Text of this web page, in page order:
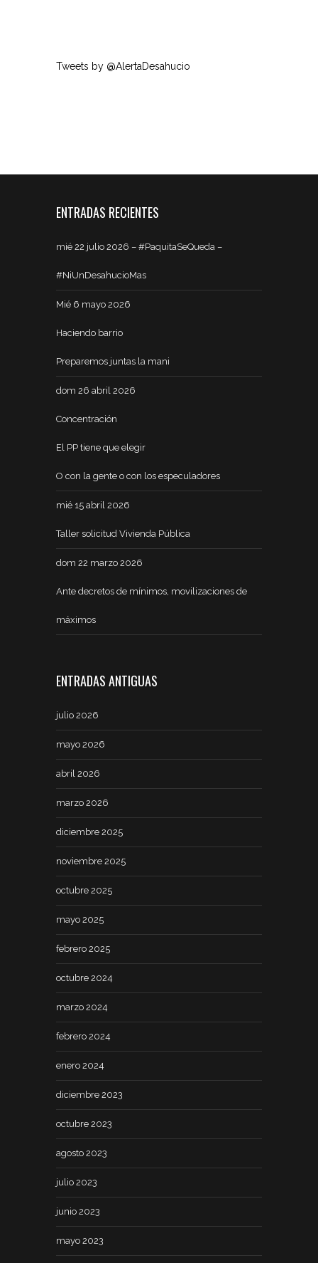
Tweets by @AlertaDesahucio
ENTRADAS RECIENTES
mié 22 julio 2026 – #PaquitaSeQueda –
#NiUnDesahucioMas
Mié 6 mayo 2026
Haciendo barrio
Preparemos juntas la mani
dom 26 abril 2026
Concentración
El PP tiene que elegir
O con la gente o con los especuladores
mié 15 abril 2026
Taller solicitud Vivienda Pública
dom 22 marzo 2026
Ante decretos de mínimos, movilizaciones de
máximos
ENTRADAS ANTIGUAS
julio 2026
mayo 2026
abril 2026
marzo 2026
diciembre 2025
noviembre 2025
octubre 2025
mayo 2025
febrero 2025
octubre 2024
marzo 2024
febrero 2024
enero 2024
diciembre 2023
octubre 2023
agosto 2023
julio 2023
junio 2023
mayo 2023